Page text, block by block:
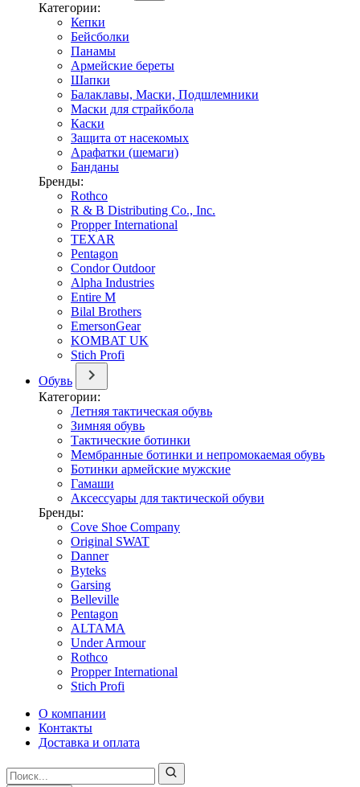
Категории:
Кепки
Бейсболки
Панамы
Армейские береты
Шапки
Балаклавы, Маски, Подшлемники
Маски для страйкбола
Каски
Защита от насекомых
Арафатки (шемаги)
Банданы
Бренды:
Rothco
R & B Distributing Co., Inc.
Propper International
TEXAR
Pentagon
Condor Outdoor
Alpha Industries
Entire M
Bilal Brothers
EmersonGear
KOMBAT UK
Stich Profi
Обувь
Категории:
Летняя тактическая обувь
Зимняя обувь
Тактические ботинки
Мембранные ботинки и непромокаемая обувь
Ботинки армейские мужские
Гамаши
Аксессуары для тактической обуви
Бренды:
Cove Shoe Company
Original SWAT
Danner
Byteks
Garsing
Belleville
Pentagon
ALTAMA
Under Armour
Rothco
Propper International
Stich Profi
О компании
Контакты
Доставка и оплата